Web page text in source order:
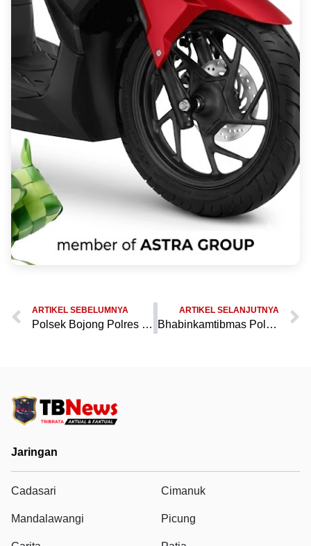
ARTIKEL SEBELUMNYA
Polsek Bojong Polres Pandeglang Gelar Pengamanan Lomba Sepak Bola Antar RW di Desa Cijakan untuk Meriahkan HUT RI ke-79
ARTIKEL SELANJUTNYA
Bhabinkamtibmas Polsek Mandalawangi Polres Pandeglang Rutin Keliling Sambangi Warga
Jaringan
Cadasari Cimanuk
Mandalawangi Picung